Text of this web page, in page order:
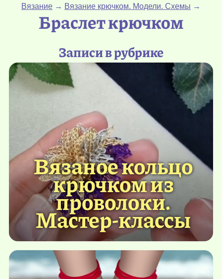
Вязание → Вязание крючком. Модели. Схемы →
Браслет крючком
Записи в рубрике
Вязаное кольцо
крючком из
проволоки.
Мастер-классы